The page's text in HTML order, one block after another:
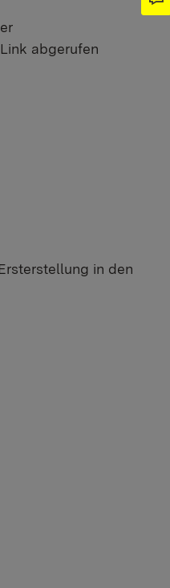
abgerufen
in den